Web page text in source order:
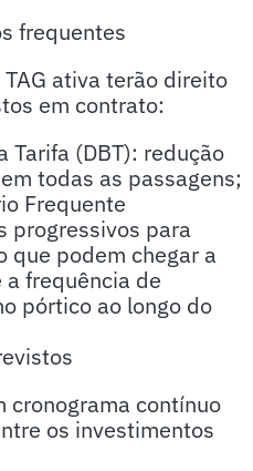
frequentes
ativa terão direito
em contrato:
Tarifa (DBT): redução
todas as passagens;
Frequente
progressivos para
que podem chegar a
frequência de
pórtico ao longo do
cronograma contínuo
os investimentos